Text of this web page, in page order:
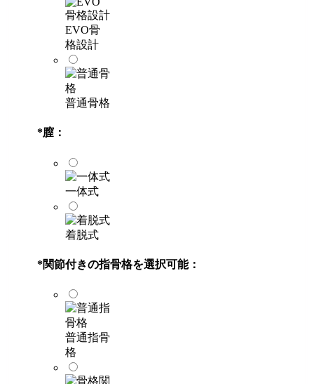
EVO骨
格設計
普通骨格
*膣：
一体式
着脱式
*関節付きの指骨格を選択可能：
普通指骨
格